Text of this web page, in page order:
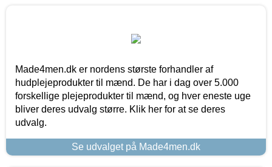
Made4men.dk er nordens største forhandler af
hudplejeprodukter til mænd. De har i dag over 5.000
forskellige plejeprodukter til mænd, og hver eneste uge
bliver deres udvalg større. Klik her for at se deres
udvalg.
Se udvalget på Made4men.dk